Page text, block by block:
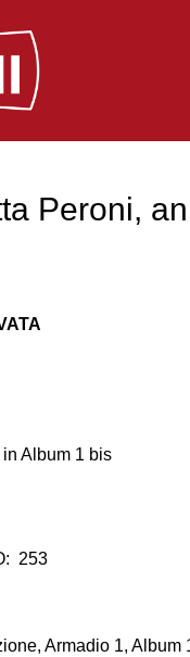
Peroni,
Album 1 bis
253
Armadio 1, Album